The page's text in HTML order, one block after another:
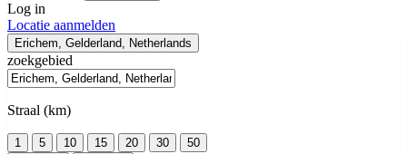
Log in
Locatie aanmelden
Erichem, Gelderland, Netherlands
zoekgebied
Straal (km)
1 5 10 15 20 30
50